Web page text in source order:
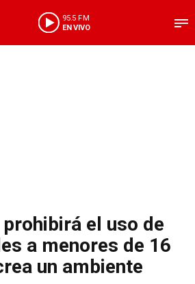
95.5 FM
EN VIVO
prohibirá el uso de
a menores de 16
un ambiente